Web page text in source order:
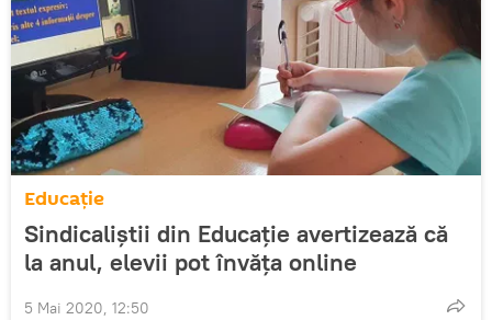
Educație
Sindicaliștii din Educație avertizează că
la anul, elevii pot învăța online
5 Mai 2020, 12:50